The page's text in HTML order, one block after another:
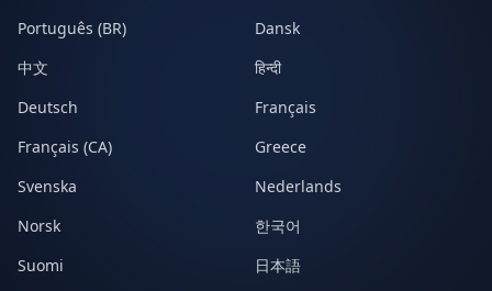
Português (BR)
Dansk
中文
हिन्दी
Deutsch
Français
Français (CA)
Greece
Svenska
Nederlands
Norsk
한국어
Suomi
日本語